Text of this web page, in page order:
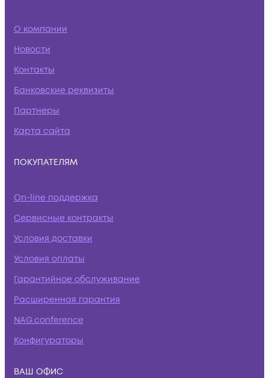
О компании
Новости
Контакты
Банковские реквизиты
Партнеры
Карта сайта
ПОКУПАТЕЛЯМ
On-line поддержка
Сервисные контракты
Условия доставки
Условия оплаты
Гарантийное обслуживание
Расширенная гарантия
NAG.conference
Конфигураторы
ВАШ ОФИС